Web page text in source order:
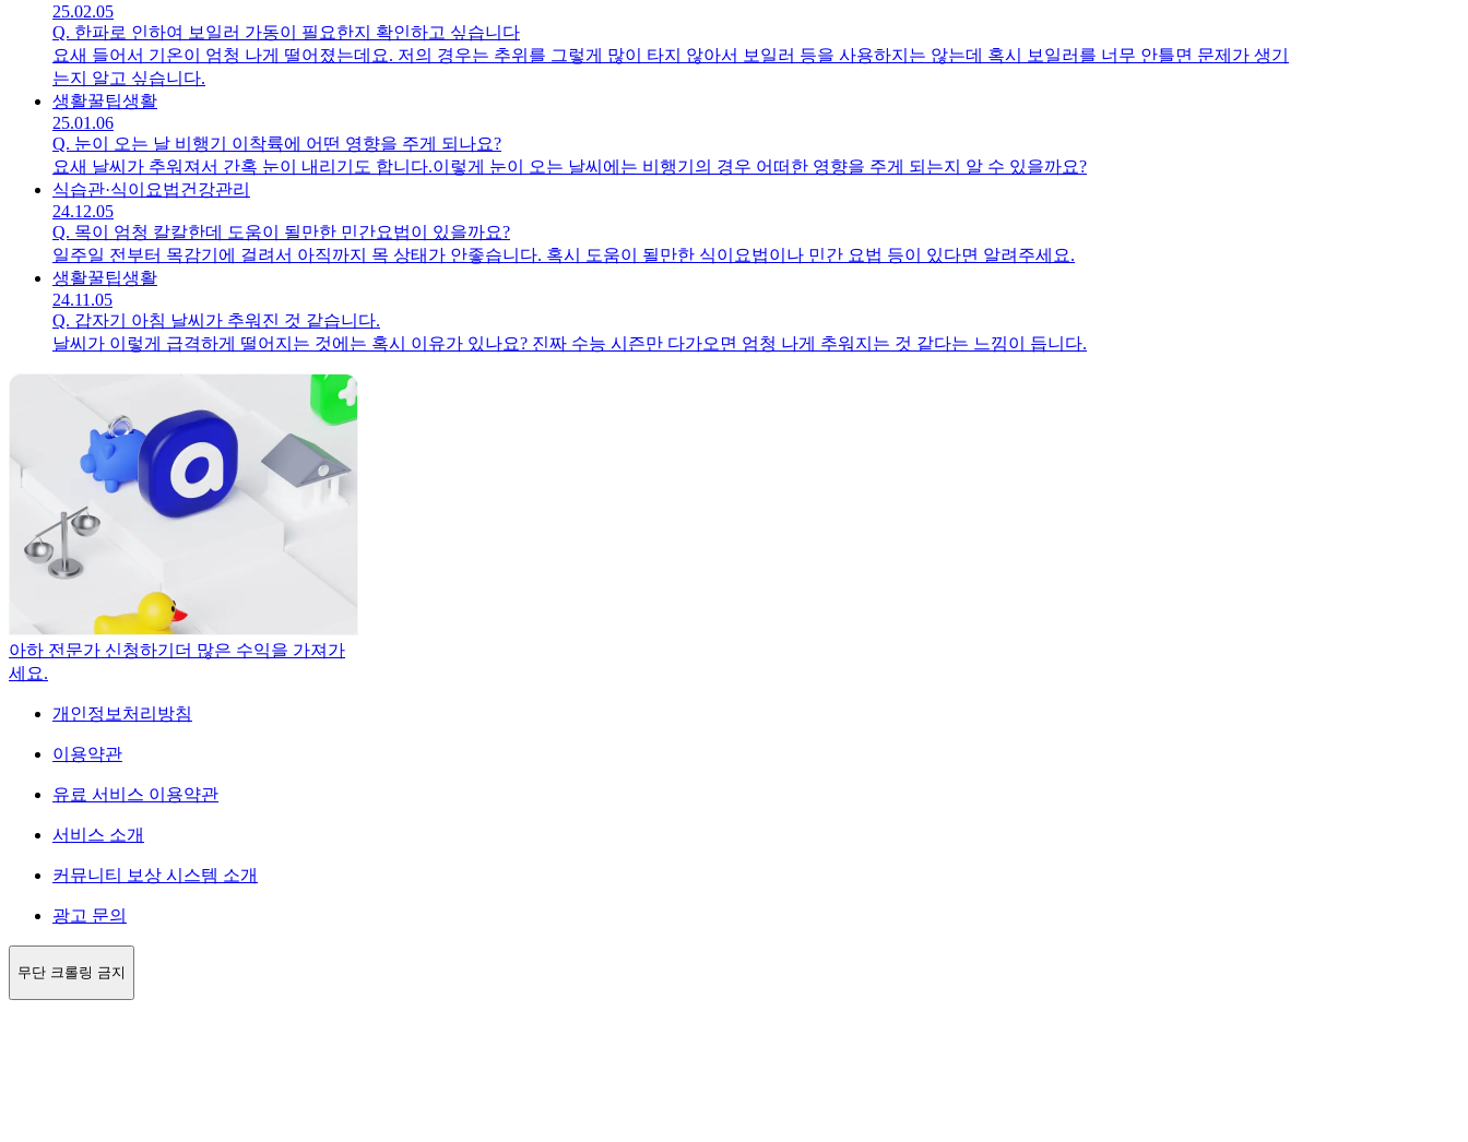
25.02.05
Q. 한파로 인하여 보일러 가동이 필요한지 확인하고 싶습니다
요새 들어서 기온이 엄청 나게 떨어졌는데요. 저의 경우는 추위를 그렇게 많이 타지 않아서 보일러 등을 사용하지는 않는데 혹시 보일러를 너무 안틀면 문제가 생기
는지 알고 싶습니다.
생활꿀팁생활
25.01.06
Q. 눈이 오는 날 비행기 이착륙에 어떤 영향을 주게 되나요?
요새 날씨가 추워져서 간혹 눈이 내리기도 합니다.이렇게 눈이 오는 날씨에는 비행기의 경우 어떠한 영향을 주게 되는지 알 수 있을까요?
식습관·식이요법건강관리
24.12.05
Q. 목이 엄청 칼칼한데 도움이 될만한 민간요법이 있을까요?
일주일 전부터 목감기에 걸려서 아직까지 목 상태가 안좋습니다. 혹시 도움이 될만한 식이요법이나 민간 요법 등이 있다면 알려주세요.
생활꿀팁생활
24.11.05
Q. 갑자기 아침 날씨가 추워진 것 같습니다.
날씨가 이렇게 급격하게 떨어지는 것에는 혹시 이유가 있나요? 진짜 수능 시즌만 다가오면 엄청 나게 추워지는 것 같다는 느낌이 듭니다.
아하 전문가 신청하기 더 많은 수익을 가져가
세요.
개인정보처리방침
이용약관
유료 서비스 이용약관
서비스 소개
커뮤니티 보상 시스템 소개
광고 문의
무단 크롤링 금지